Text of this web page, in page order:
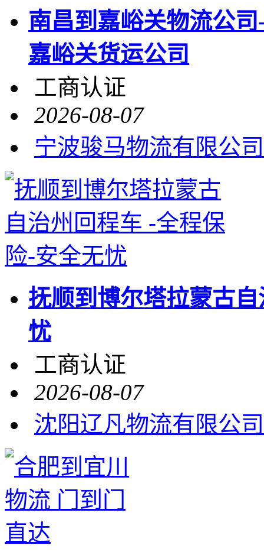
南昌到嘉峪关物流公
嘉峪关货运公司
工商认证
2026-08-07
宁波骏马物流有限公司
抚顺到博尔塔拉蒙古
忧
工商认证
2026-08-07
沈阳辽凡物流有限公司